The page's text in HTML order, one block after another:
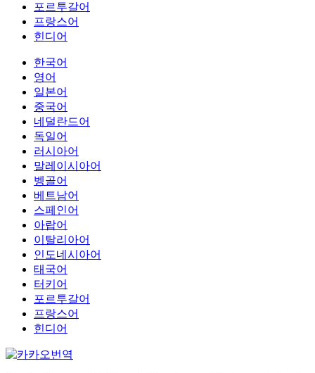
포르투갈어
프랑스어
힌디어
한국어
영어
일본어
중국어
네덜란드어
독일어
러시아어
말레이시아어
벵골어
베트남어
스페인어
아랍어
이탈리아어
인도네시아어
태국어
터키어
포르투갈어
프랑스어
힌디어